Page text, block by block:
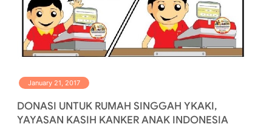
January 21, 2017
DONASI UNTUK RUMAH SINGGAH YKAKI,
YAYASAN KASIH KANKER ANAK INDONESIA